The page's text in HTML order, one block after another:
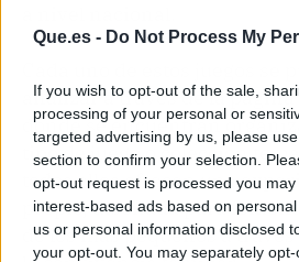
Que.es - Do Not Process My
If you wish to opt-out of the sale,
processing of your personal or
targeted advertising by us, please
section to confirm your selection.
opt-out request is processed you
interest-based ads based on
us or personal information disclosed
your opt-out. You may separately
analizar a través de la página
donde se encuentran
tipo de juego o colección
todos ellos ofrecen una
propio, diseñada para
de los más pequeños a